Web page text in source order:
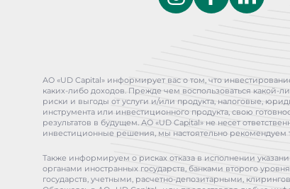
АО «UD Capital» информирует вас о том, что
каких-либо доходов. Прежде чем воспользоваться какой-
риски и выгоды от услуги и/или продукта, налоговые,
инструмента или инвестиционного продукта, свою
результатов в будущем. АО «UD Capital» не несет
инвестиционные решения, мы настоятельно
Также информируем о рисках отказа в исполнении
органами иностранных государств, банками второго
государств, учетными, расчетно-депозитарными,